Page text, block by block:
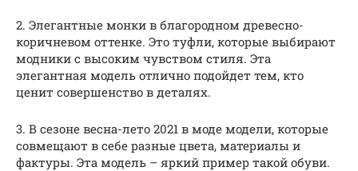
2. Элегантные монки в благородном древесно-
коричневом оттенке. Это туфли, которые выбирают
модники с высоким чувством стиля. Эта
элегантная модель отлично подойдет тем, кто
ценит совершенство в деталях.
3. В сезоне весна-лето 2021 в моде модели, которые
совмещают в себе разные цвета, материалы и
фактуры. Эта модель – яркий пример такой обуви.